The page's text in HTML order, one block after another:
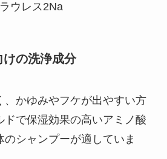
ウレス2Na
の洗浄成分
、かゆみやフケが出やすい方
ドで保湿効果の高いアミノ酸
シャンプーが適していま